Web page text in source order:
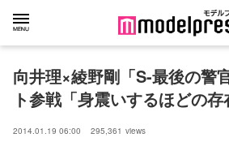
向井理×綾野剛「S-最後の警
ト参戦「身震いするほどの存
2014.01.19 06:00 295,361 views